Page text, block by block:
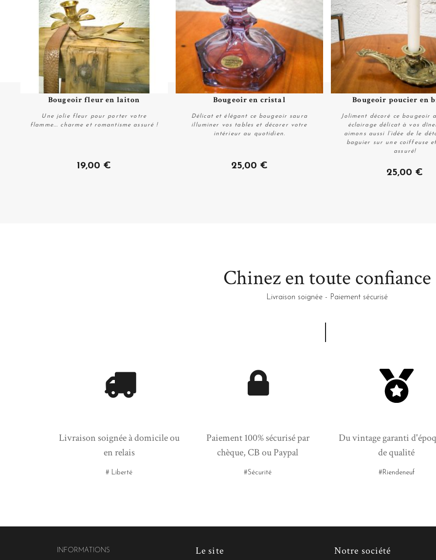
Acheter
Plus de détails
Bougeoir fleur en laiton
Une jolie fleur pour porter votre
flamme... charme et romantisme assuré !
19,00 € Acheter
Plus de détails
Bougeoir en cristal
Délicat et élégant ce bougeoir saura
illuminer vos tables et décorer votre
intérieur au quotidien.
25,00 €
Plus de détails
Bougeoir poucier en
Joliment décoré ce bougeoir
éclairage délicat à vos
aimons aussi l’idée de le
baguier sur une coiffeuse
assuré!
25,00 €
Chinez en toute confiance
Livraison soignée - Paiement sécurisé
Livraison soignée à domicile ou
en relais
# Liberté
Paiement 100% sécurisé par
chèque, CB ou Paypal
#Sécurité
Du vintage garanti
de qualité
#Riendeneuf
INFORMATIONS Le site Notre société